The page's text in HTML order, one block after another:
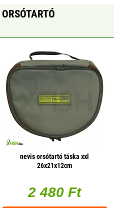
nevis orsótartó táska xxl
26x21x12cm
2 480 Ft